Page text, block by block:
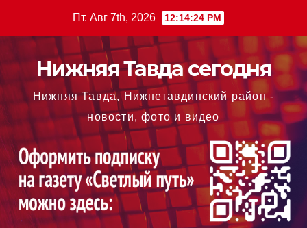
содержимому
Пт. Авг 7th, 2026 12:14:25 PM
Нижняя Тавда сегодня
Нижняя Тавда, Нижнетавдинский район -
новости, фото и видео